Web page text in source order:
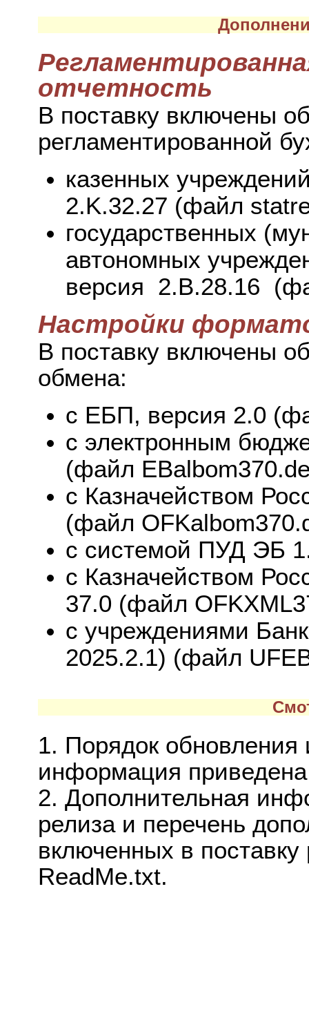
отчетность
В поставку включены
регламентированной
казенных
2.K.32.27 (файл
государственных
автономных
версия 2.B.28.16
Настройки
В поставку включены
обмена:
с ЕБП, версия 2.0
с электронным
(файл
с Казначейством
(файл
с системой ПУД ЭБ
с Казначейством
37.0 (файл
с учреждениями
2025.2.1) (файл
1. Порядок обновления
информация
2. Дополнительная
релиза и перечень
включенных в
ReadMe.txt.